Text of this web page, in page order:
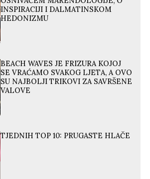
INSPIRACIJI I DALMATINSKOM
HEDONIZMU
BEACH WAVES JE FRIZURA KOJOJ
SE VRAĆAMO SVAKOG LJETA, A OVO
SU NAJBOLJI TRIKOVI ZA SAVRŠENE
VALOVE
TJEDNIH TOP 10: PRUGASTE HLAČE